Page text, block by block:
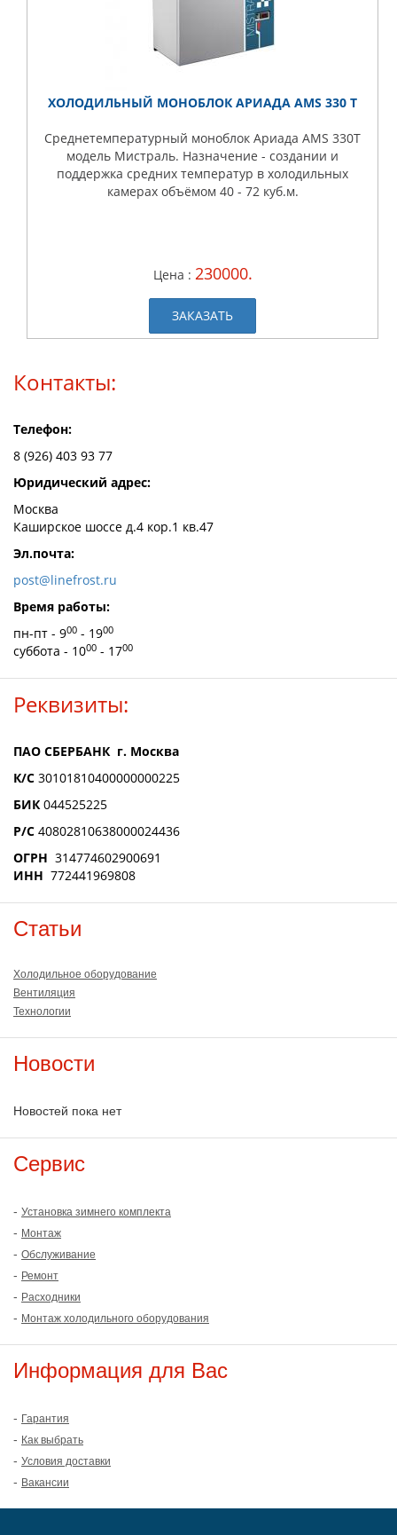
ХОЛОДИЛЬНЫЙ МОНОБЛОК АРИАДА AMS 330 Т
Среднетемпературный моноблок Ариада AMS 330T
модель Мистраль. Назначение - создании и
поддержка средних температур в холодильных
камерах объёмом 40 - 72 куб.м.
Цена : 230000.
ЗАКАЗАТЬ
Контакты:
Телефон:
8 (926) 403 93 77
Юридический адрес:
Москва
Каширское шоссе д.4 кор.1 кв.47
Эл.почта:
post@linefrost.ru
Время работы:
пн-пт - 900 - 1900
суббота - 1000 - 1700
Реквизиты:
ПАО СБЕРБАНК г. Москва
К/С 30101810400000000225
БИК 044525225
Р/С 40802810638000024436
ОГРН 314774602900691
ИНН 772441969808
Статьи
Холодильное оборудование
Вентиляция
Технологии
Новости
Новостей пока нет
Сервис
- Установка зимнего комплекта
- Монтаж
- Обслуживание
- Ремонт
- Расходники
- Монтаж холодильного оборудования
Информация для Вас
- Гарантия
- Как выбрать
- Условия доставки
- Вакансии